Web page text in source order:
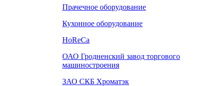
Прачечное оборудование
Кухонное оборудование
HoReCa
ОАО Гродненский завод торгового
машиностроения
ЗАО СКБ Хроматэк